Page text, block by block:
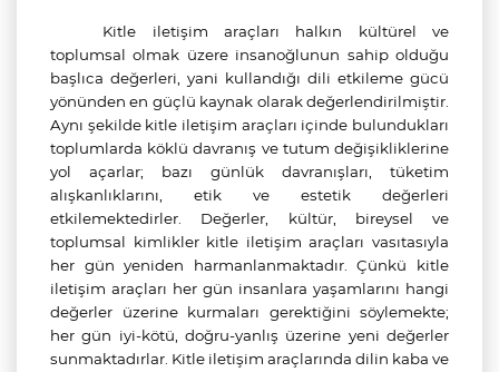
Kitle iletişim araçları halkın kültürel ve
toplumsal olmak üzere insanoğlunun sahip olduğu
başlıca değerleri, yani kullandığı dili etkileme gücü
yönünden en güçlü kaynak olarak değerlendirilmiştir.
Aynı şekilde kitle iletişim araçları içinde bulundukları
toplumlarda köklü davranış ve tutum değişikliklerine
yol açarlar; bazı günlük davranışları, tüketim
alışkanlıklarını, etik ve estetik değerleri
etkilemektedirler. Değerler, kültür, bireysel ve
toplumsal kimlikler kitle iletişim araçları vasıtasıyla
her gün yeniden harmanlanmaktadır. Çünkü kitle
iletişim araçları her gün insanlara yaşamlarını hangi
değerler üzerine kurmaları gerektiğini söylemekte;
her gün iyi-kötü, doğru-yanlış üzerine yeni değerler
sunmaktadırlar. Kitle iletişim araçlarında dilin kaba ve